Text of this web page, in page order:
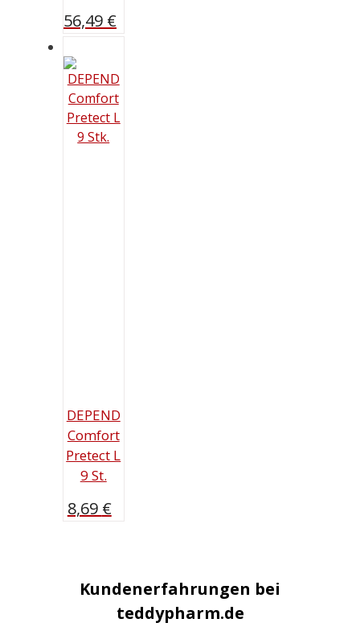
56,49 €
DEPEND
Comfort
Pretect L
9 St.
8,69 €
Kundenerfahrungen bei
teddypharm.de